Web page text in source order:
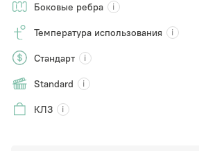
Боковые ребра
Температура использования
Стандарт
Standard
КЛЗ